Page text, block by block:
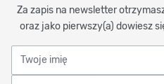
Za zapis na newsletter
oraz jako pierwszy(a) dowiesz
Twoje imię